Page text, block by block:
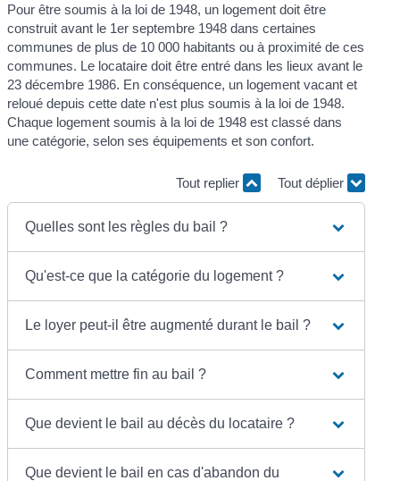
Pour être soumis à la loi de 1948, un logement doit être
construit avant le 1er septembre 1948 dans certaines
communes de plus de 10 000 habitants ou à proximité de ces
communes. Le locataire doit être entré dans les lieux avant le
23 décembre 1986. En conséquence, un logement vacant et
reloué depuis cette date n'est plus soumis à la loi de 1948.
Chaque logement soumis à la loi de 1948 est classé dans
une catégorie, selon ses équipements et son confort.
Tout replier Tout déplier
Quelles sont les règles du bail ?
Qu'est-ce que la catégorie du logement ?
Le loyer peut-il être augmenté durant le bail ?
Comment mettre fin au bail ?
Que devient le bail au décès du locataire ?
Que devient le bail en cas d'abandon du